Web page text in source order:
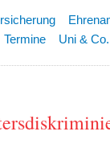
Termine Uni & Co.